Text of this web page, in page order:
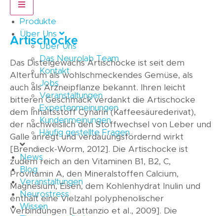
Produkte
Über Uns
Über Uns
Das Neurolab Team
Kontakt
Jobs
Veranstaltungen
Expertenmeinungen
Kundenmeinungen
Häufig gestellte Fragen
News
Blog
Veranstaltungen
Neurostress
Wissen
Hamburger Toggle Menu
Artischocke
Das Distelgewächs Artischocke ist seit dem
Altertum als wohlschmeckendes Gemüse, als
auch als Arzneipflanze bekannt. Ihren leicht
bitteren Geschmack verdankt die Artischocke
dem Inhaltsstoff Cynarin (Kaffeesäurederivat),
der nachweislich den Stoffwechsel von Leber und
Galle anregt und verdauungsfördernd wirkt
[Brendieck-Worm, 2012]. Die Artischocke ist
zudem reich an den Vitaminen B1, B2, C,
Provitamin A, den Mineralstoffen Calcium,
Magnesium, Eisen, dem Kohlenhydrat Inulin und
enthält eine Vielzahl polyphenolischer
Verbindungen [Lattanzio et al., 2009]. Die